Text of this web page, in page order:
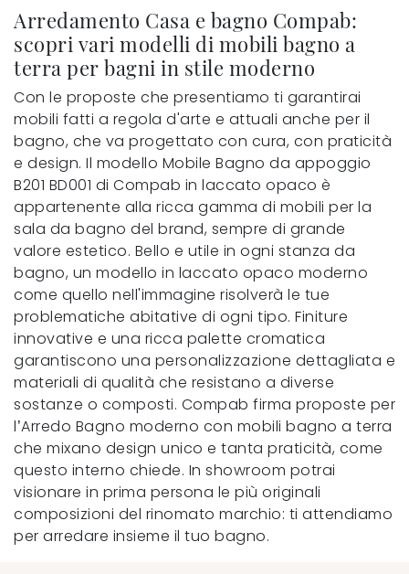
Arredamento Casa e bagno Compab:
scopri vari modelli di mobili bagno a
terra per bagni in stile moderno
Con le proposte che presentiamo ti garantirai
mobili fatti a regola d'arte e attuali anche per il
bagno, che va progettato con cura, con praticità
e design. Il modello Mobile Bagno da appoggio
B201 BD001 di Compab in laccato opaco è
appartenente alla ricca gamma di mobili per la
sala da bagno del brand, sempre di grande
valore estetico. Bello e utile in ogni stanza da
bagno, un modello in laccato opaco moderno
come quello nell'immagine risolverà le tue
problematiche abitative di ogni tipo. Finiture
innovative e una ricca palette cromatica
garantiscono una personalizzazione dettagliata e
materiali di qualità che resistano a diverse
sostanze o composti. Compab firma proposte per
l’Arredo Bagno moderno con mobili bagno a terra
che mixano design unico e tanta praticità, come
questo interno chiede. In showroom potrai
visionare in prima persona le più originali
composizioni del rinomato marchio: ti attendiamo
per arredare insieme il tuo bagno.